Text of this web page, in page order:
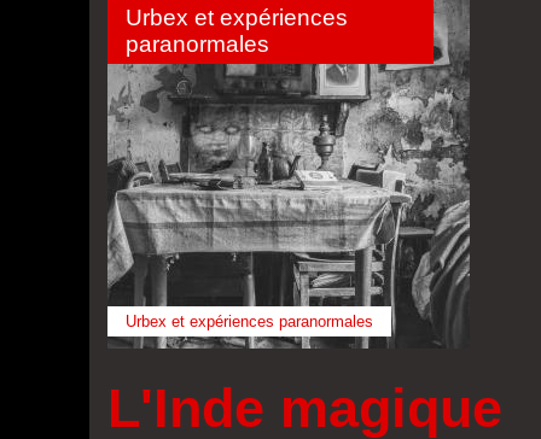
Urbex et expériences paranormales
Urbex et expériences
paranormales
L'Inde magique